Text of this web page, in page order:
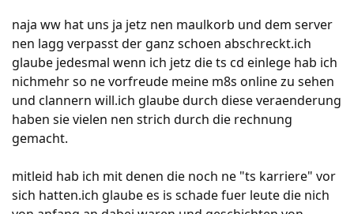
naja ww hat uns ja jetz nen maulkorb und dem server
nen lagg verpasst der ganz schoen abschreckt.ich
glaube jedesmal wenn ich jetz die ts cd einlege hab ich
nichmehr so ne vorfreude meine m8s online zu sehen
und clannern will.ich glaube durch diese veraenderung
haben sie vielen nen strich durch die rechnung
gemacht.
mitleid hab ich mit denen die noch ne "ts karriere" vor
sich hatten.ich glaube es is schade fuer leute die nich